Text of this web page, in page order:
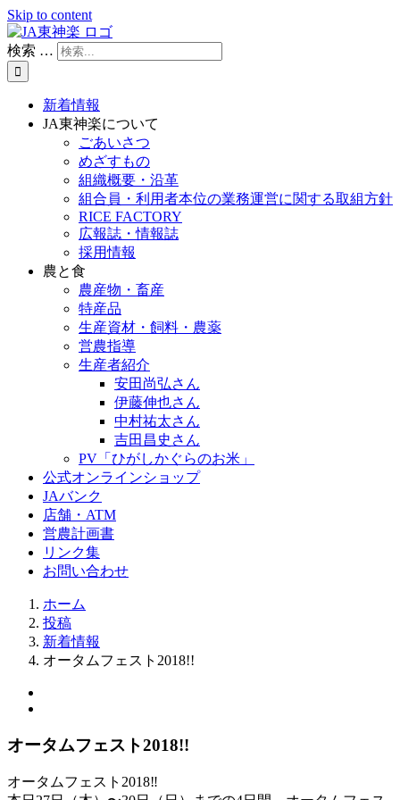
Skip to content
検索 …
新着情報
JA東神楽について
ごあいさつ
めざすもの
組織概要・沿革
組合員・利用者本位の業務運営に関する取組方針
RICE FACTORY
広報誌・情報誌
採用情報
農と食
農産物・畜産
特産品
生産資材・飼料・農薬
営農指導
生産者紹介
安田尚弘さん
伊藤伸也さん
中村祐太さん
吉田昌史さん
PV「ひがしかぐらのお米」
公式オンラインショップ
JAバンク
店舗・ATM
営農計画書
リンク集
お問い合わせ
ホーム
投稿
新着情報
オータムフェスト2018!!
オータムフェスト2018!!
オータムフェスト2018‼️